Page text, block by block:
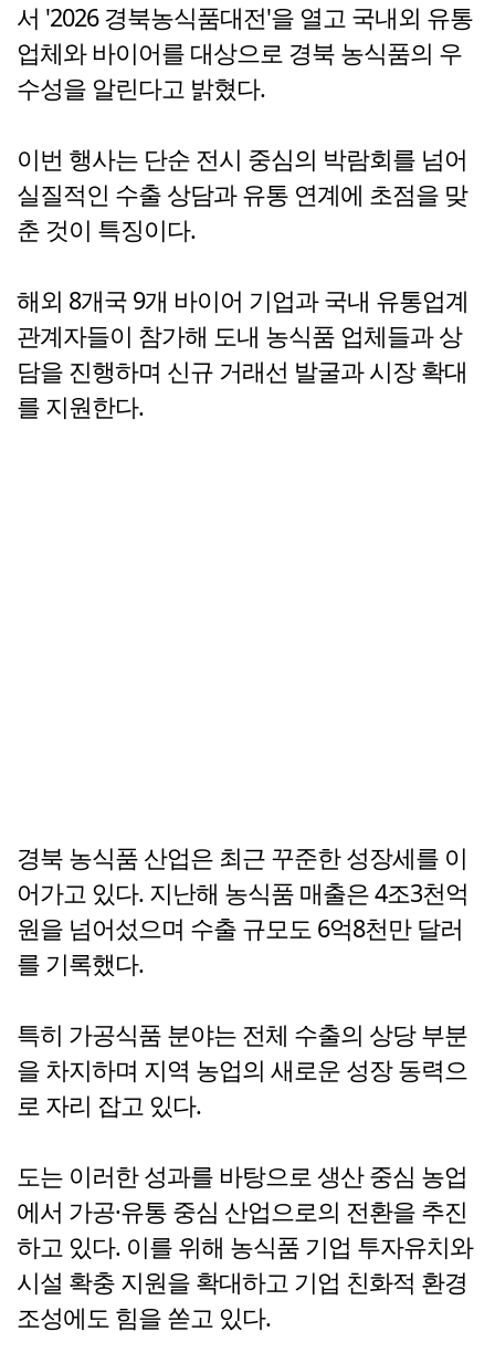
서 '2026 경북농식품대전'을 열고 국내외 유통
업체와 바이어를 대상으로 경북 농식품의 우
수성을 알린다고 밝혔다.
이번 행사는 단순 전시 중심의 박람회를 넘어
실질적인 수출 상담과 유통 연계에 초점을 맞
춘 것이 특징이다.
해외 8개국 9개 바이어 기업과 국내 유통업계
관계자들이 참가해 도내 농식품 업체들과 상
담을 진행하며 신규 거래선 발굴과 시장 확대
를 지원한다.
경북 농식품 산업은 최근 꾸준한 성장세를 이
어가고 있다. 지난해 농식품 매출은 4조3천억
원을 넘어섰으며 수출 규모도 6억8천만 달러
를 기록했다.
특히 가공식품 분야는 전체 수출의 상당 부분
을 차지하며 지역 농업의 새로운 성장 동력으
로 자리 잡고 있다.
도는 이러한 성과를 바탕으로 생산 중심 농업
에서 가공·유통 중심 산업으로의 전환을 추진
하고 있다. 이를 위해 농식품 기업 투자유치와
시설 확충 지원을 확대하고 기업 친화적 환경
조성에도 힘을 쏟고 있다.